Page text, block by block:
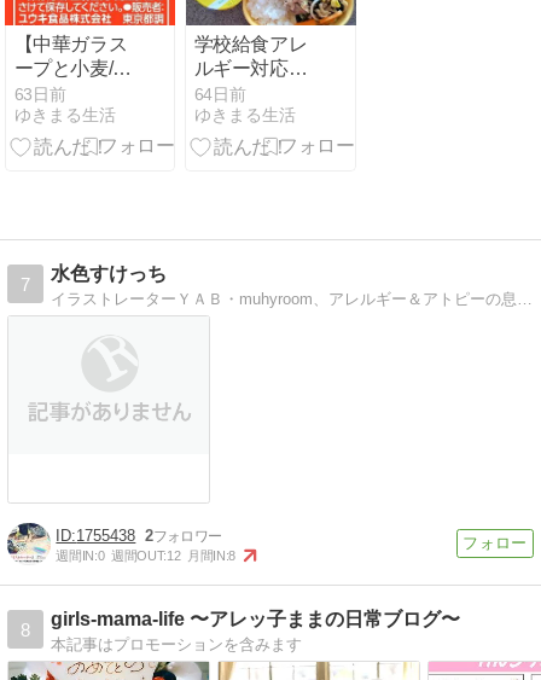
【中華ガラス
ープと小麦/乳/
ゴマアレルギ
ー】同じメー
カーでも類似
63日前
ゆきまる生活
学校給食アレ
ルギー対応
「ビビンバ事
件」ライスと
具は別配り？
64日前
ゆきまる生活
7
水色すけっち
1755438 2
週間IN:0 週間OUT:12 月間IN:8
8
girls-mama-life 〜アレッ子ままの日常ブログ〜
本記事はプロモーションを含みます